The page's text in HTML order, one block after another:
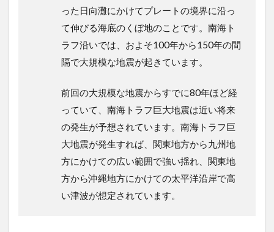
った日向灘にかけてプレートの境界に沿っ
て伸びる海底のくぼ地のことです。南海ト
ラフ沿いでは、およそ100年から150年の間
隔で大規模な地震が起きています。
前回の大規模な地震からすでに80年ほど経
っていて、南海トラフ巨大地震は近い将来
の発生が予想されています。南海トラフ巨
大地震が発生すれば、関東地方から九州地
方にかけての広い範囲で強い揺れ、関東地
方から沖縄地方にかけての太平洋沿岸で高
い津波が想定されています。